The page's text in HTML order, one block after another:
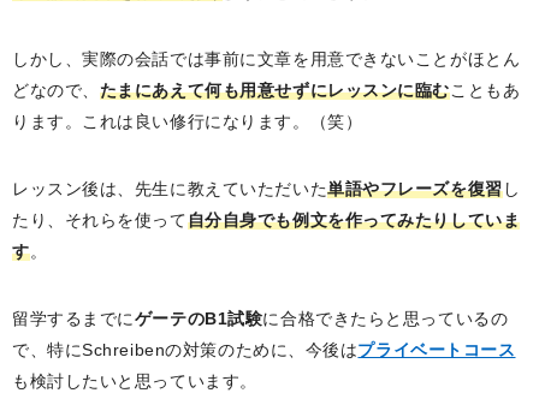
しかし、実際の会話では事前に文章を用意できないことがほとん
どなので、 たまにあえて何も用意せずにレッスンに臨むこともあ
ります。これは良い修行になります。（笑）
レッスン後は、先生に教えていただいた単語やフレーズを復習し
たり、それらを使って自分自身でも例文を作ってみたりしていま
す。
留学するまでにゲーテのB1試験に合格できたらと思っているの
で、特にSchreibenの対策のために、今後はプライベートコース
も検討したいと思っています。